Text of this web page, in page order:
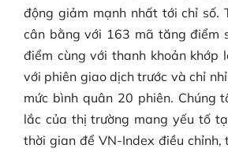
động giảm mạnh nhất tới chỉ số.
cân bằng với 163 mã tăng điểm
điểm cùng với thanh khoản khớp
với phiên giao dịch trước và chỉ
mức bình quân 20 phiên. Chúng
lắc của thị trường mang yếu tố
thời gian để VN-Index điều chỉnh,